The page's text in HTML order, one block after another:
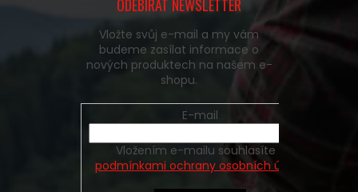
ODEBÍRAT NEWSLETTER
Vložte svůj e-mail a my vám
budeme zasílat informace o
nových produktech na našem e-
shopu.
E-mail
podmínkami ochrany osobních údajů